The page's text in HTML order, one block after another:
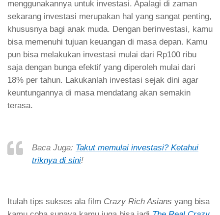
18% per tahun. Lakukanlah investasi sejak dini agar
keuntungannya di masa mendatang akan semakin
terasa.
Baca Juga:Takut memulai investasi? Ketahui
triknya di sini!
kamu coba supaya kamu juga bisa jadiThe Real Crazy
Rich Asians. Tidak perlu terburu-buru, mulailah dari
dan membawamu semakin dekat dengan kesuksesan.
Semoga bermanfaat!